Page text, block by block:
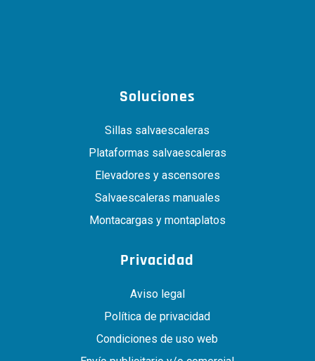
Soluciones
Sillas salvaescaleras
Plataformas salvaescaleras
Elevadores y ascensores
Salvaescaleras manuales
Montacargas y montaplatos
Privacidad
Aviso legal
Política de privacidad
Condiciones de uso web